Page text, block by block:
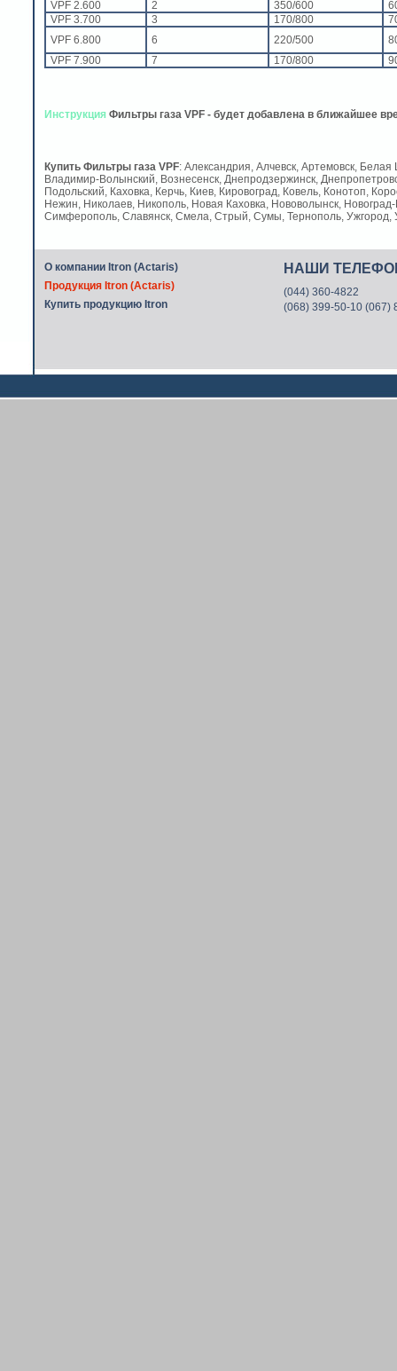
VPF 2.600 2 350/600
VPF 3.700
3 170/800
VPF 6.800
6 220/500
VPF 7.900
7 170/800
Инструкция Фильтры газа VPF - будет добавлена в ближайшее
Купить Фильтры газа VPF: Александрия, Алчевск, Артемовск,
Владимир-Волынский, Вознесенск, Днепродзержинск,
Подольский, Каховка, Керчь, Киев, Кировоград, Ковель, Конотоп,
Нежин, Николаев, Никополь, Новая Каховка, Нововолынск,
Симферополь, Славянск, Смела, Стрый, Сумы, Тернополь, Ужгород,
О компании Itron (Actaris)
Продукция Itron (Actaris)
Купить продукцию Itron
НАШИ
(044) 360-4822
(068) 399-50-10 (067)